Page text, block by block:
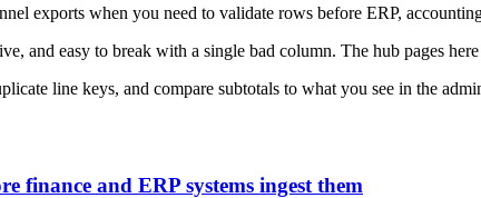
exports when you need to validate rows before ERP,
and easy to break with a single bad column. The hub pages
line keys, and compare subtotals to what you see in the
finance and ERP systems ingest them